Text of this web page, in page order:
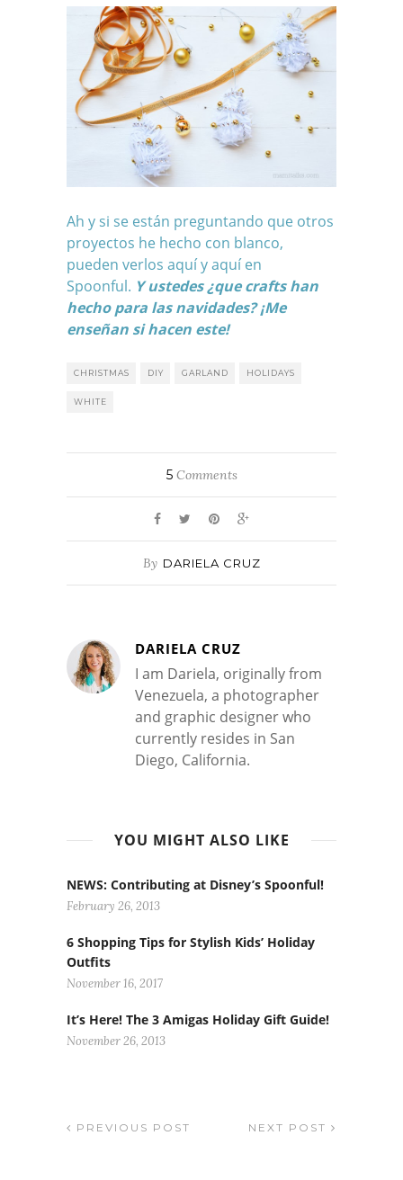
Ah y si se están preguntando que otros
proyectos he hecho con blanco,
pueden verlos aquí y aquí en
Spoonful. Y ustedes ¿que crafts han
hecho para las navidades? ¡Me
enseñan si hacen este!
CHRISTMAS DIY GARLAND HOLIDAYS
WHITE
5Comments
By DARIELA CRUZ
DARIELA CRUZ
I am Dariela, originally from
Venezuela, a photographer
and graphic designer who
currently resides in San
Diego, California.
YOU MIGHT ALSO LIKE
NEWS: Contributing at Disney’s Spoonful!
February 26, 2013
6 Shopping Tips for Stylish Kids’ Holiday
Outfits
November 16, 2017
It’s Here! The 3 Amigas Holiday Gift Guide!
November 26, 2013
PREVIOUS POST NEXT POST